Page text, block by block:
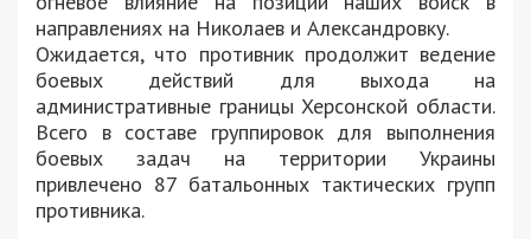
направлениях на Николаев и Александровку.
Ожидается, что противник продолжит ведение
боевых действий для выхода на
административные границы Херсонской области.
Всего в составе группировок для выполнения
боевых задач на территории Украины
привлечено 87 батальонных тактических групп
противника.